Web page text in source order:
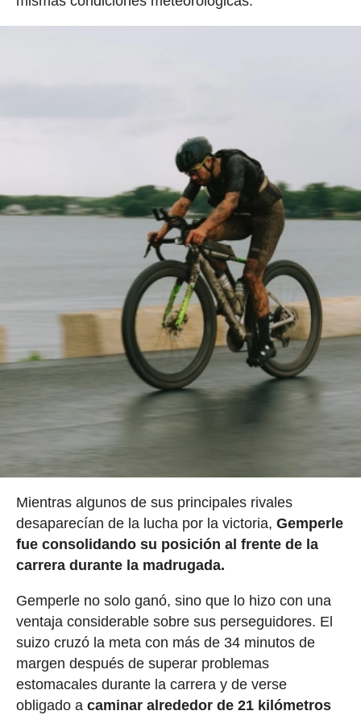
Mientras algunos de sus principales rivales
desaparecían de la lucha por la victoria, Gemperle
fue consolidando su posición al frente de la
carrera durante la madrugada.
Gemperle no solo ganó, sino que lo hizo con una
ventaja considerable sobre sus perseguidores. El
suizo cruzó la meta con más de 34 minutos de
margen después de superar problemas
estomacales durante la carrera y de verse
obligado a caminar alrededor de 21 kilómetros